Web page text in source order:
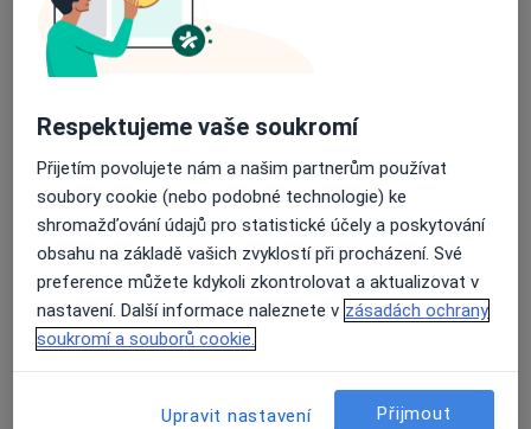
77 názorů
Recenze pacientů jsou pro nás důležité.
Specialisté nemají možnost zaplatit za
odstranění nebo změnu recenze pacienta.
Další informace.Další informace o názorech
Respektujeme vaše soukromí
Přijetím povolujete nám a našim partnerům používat
soubory cookie (nebo podobné technologie) ke
shromažďování údajů pro statistické účely a poskytování
obsahu na základě vašich zvyklostí při procházení. Své
preference můžete kdykoli zkontrolovat a aktualizovat v
nastavení. Další informace naleznete v zásadách ochrany
soukromí a souborů cookie.
Upravit nastavení Přijmout